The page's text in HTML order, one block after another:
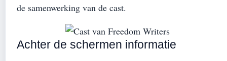
de samenwerking van de cast.
Achter de schermen informatie